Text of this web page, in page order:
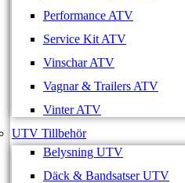
Performance ATV
Service Kit ATV
Vinschar ATV
Vagnar & Trailers ATV
Vinter ATV
UTV Tillbehör
Belysning UTV
Däck & Bandsatser UTV